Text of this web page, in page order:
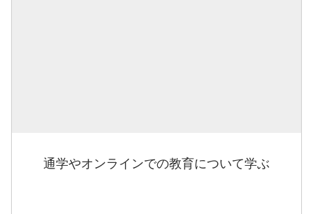
通学やオンラインでの教育について学ぶ